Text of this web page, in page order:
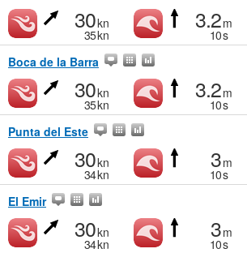
30kn
35kn
3.2m
10s
Boca de la Barra
30kn
35kn
3.2m
10s
Punta del Este
30kn
34kn
3m
10s
El Emir
30kn
34kn
3m
10s